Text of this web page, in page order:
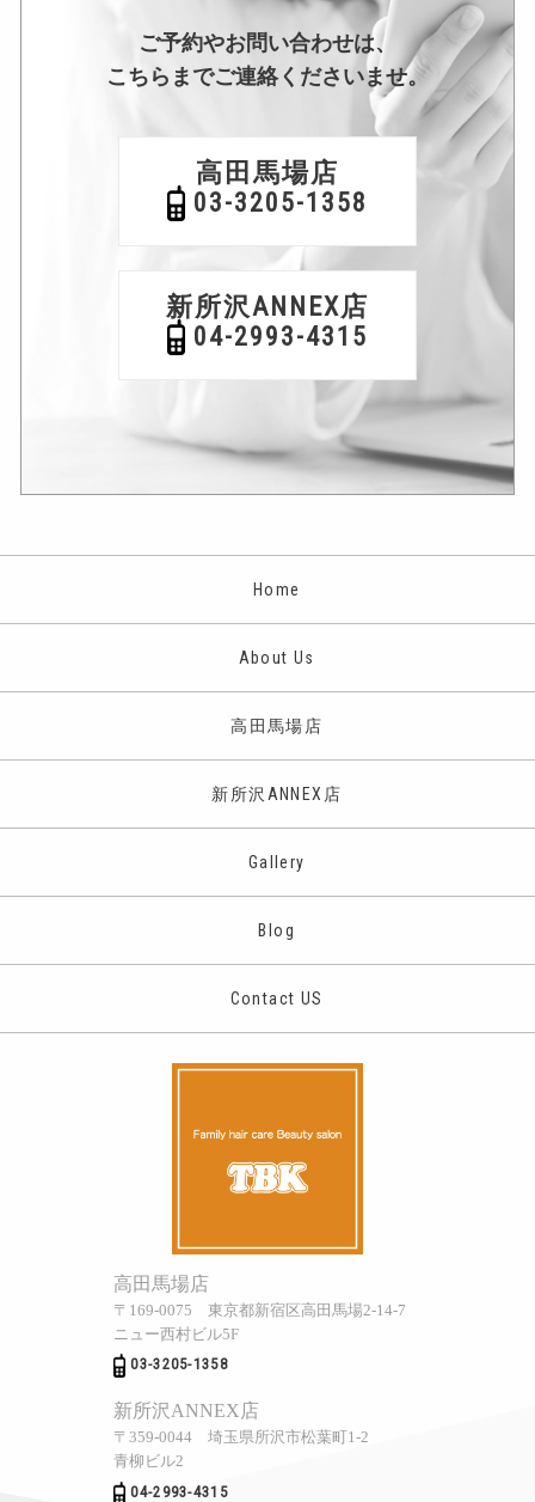
ご予約やお問い合わせは、
こちらまでご連絡くださいませ。
高田馬場店
03-3205-1358
新所沢ANNEX店
04-2993-4315
Home
About Us
高田馬場店
新所沢ANNEX店
Gallery
Blog
Contact US
高田馬場店
〒169-0075 東京都新宿区高田馬場2-14-7
ニュー西村ビル5F
03-3205-1358
新所沢ANNEX店
〒359-0044 埼玉県所沢市松葉町1‐2
青柳ビル2
04-2993-4315